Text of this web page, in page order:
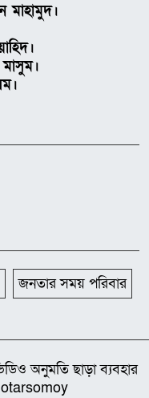
মাহামুদ।
মাসুম।
জনতার সময় পরিবার
অনুমতি ছাড়া ব্যবহার